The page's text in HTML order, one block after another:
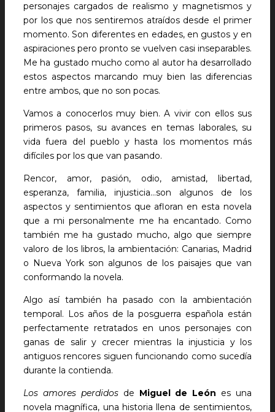
personajes cargados de realismo y magnetismos y
por los que nos sentiremos atraídos desde el primer
momento. Son diferentes en edades, en gustos y en
aspiraciones pero pronto se vuelven casi inseparables.
Me ha gustado mucho como al autor ha desarrollado
estos aspectos marcando muy bien las diferencias
entre ambos, que no son pocas.
Vamos a conocerlos muy bien. A vivir con ellos sus
primeros pasos, su avances en temas laborales, su
vida fuera del pueblo y hasta los momentos más
difíciles por los que van pasando.
Rencor, amor, pasión, odio, amistad, libertad,
esperanza, familia, injusticia…son algunos de los
aspectos y sentimientos que afloran en esta novela
que a mi personalmente me ha encantado. Como
también me ha gustado mucho, algo que siempre
valoro de los libros, la ambientación: Canarias, Madrid
o Nueva York son algunos de los paisajes que van
conformando la novela.
Algo así también ha pasado con la ambientación
temporal. Los años de la posguerra española están
perfectamente retratados en unos personajes con
ganas de salir y crecer mientras la injusticia y los
antiguos rencores siguen funcionando como sucedía
durante la contienda.
Los amores perdidosde Miguel de León es una
novela magnífica, una historia llena de sentimientos,